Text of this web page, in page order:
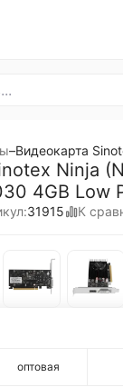
–Видеокарта
Ninja
4GB Low
31915 К
оптовая